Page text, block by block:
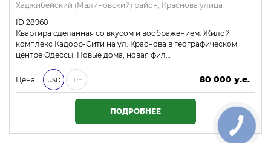
Хаджибейский (Малиновский) район, Краснова улица
ID 28960
Квартира сделанная со вкусом и воображением. Жилой
комплекс Кадорр-Сити на ул. Краснова в географическом
центре Одессы. Новые дома, новая фил…
Цена: USD ГРН
80 000 у.е.
3 440 000 ₴
ПОДРОБНЕЕ